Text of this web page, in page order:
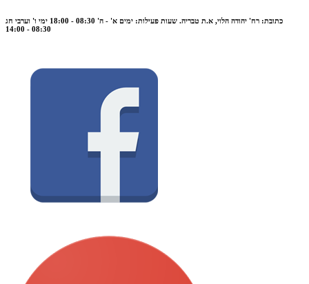
כתובת: רח' יהודה הלוי, א.ת טבריה. שעות פעילות: ימים א' - ה' 08:30 - 18:00 ימי ו' וערבי חג
08:30 - 14:00